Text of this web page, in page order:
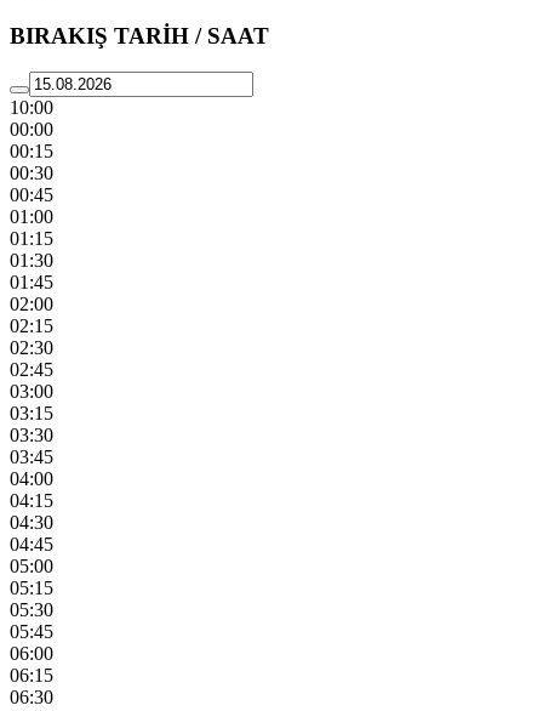
BIRAKIŞ TARİH / SAAT
10:00
00:00
00:15
00:30
00:45
01:00
01:15
01:30
01:45
02:00
02:15
02:30
02:45
03:00
03:15
03:30
03:45
04:00
04:15
04:30
04:45
05:00
05:15
05:30
05:45
06:00
06:15
06:30